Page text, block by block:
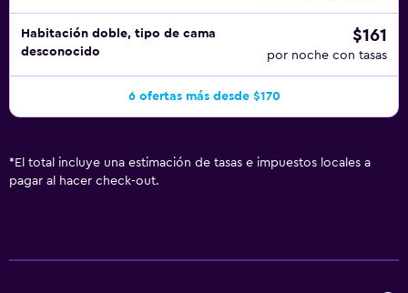
Habitación doble, tipo de cama
desconocido
$161
por noche con tasas
6 ofertas más desde $170
* El total incluye una estimación de tasas e impuestos locales a
pagar al hacer check-out.